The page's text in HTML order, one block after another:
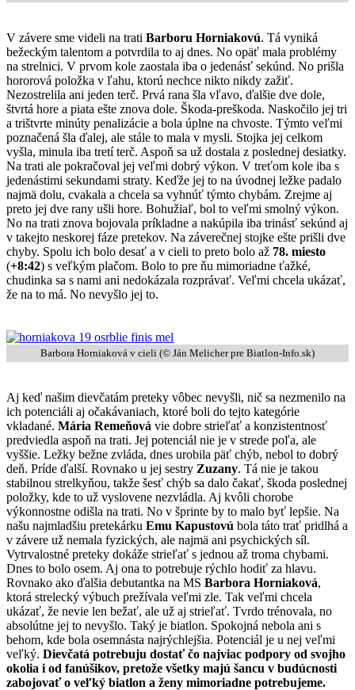
V závere sme videli na trati Barboru Horniakovú. Tá vyniká
bežeckým talentom a potvrdila to aj dnes. No opäť mala problémy
na strelnici. V prvom kole zaostala iba o jedenásť sekúnd. No prišla
hororová položka v ľahu, ktorú nechce nikto nikdy zažiť.
Nezostrelila ani jeden terč. Prvá rana šla vľavo, ďalšie dve dole,
štvrtá hore a piata ešte znova dole. Škoda-preškoda. Naskočilo jej tri
a trištvrte minúty penalizácie a bola úplne na chvoste. Týmto veľmi
poznačená šla ďalej, ale stále to mala v mysli. Stojka jej celkom
vyšla, minula iba tretí terč. Aspoň sa už dostala z poslednej desiatky.
Na trati ale pokračoval jej veľmi dobrý výkon. V treťom kole iba s
jedenástimi sekundami straty. Keďže jej to na úvodnej ležke padalo
najmä dolu, cvakala a chcela sa vyhnúť týmto chybám. Zrejme aj
preto jej dve rany ušli hore. Bohužiaľ, bol to veľmi smolný výkon.
No na trati znova bojovala príkladne a nakúpila iba trinásť sekúnd aj
v takejto neskorej fáze pretekov. Na záverečnej stojke ešte prišli dve
chyby. Spolu ich bolo desať a v cieli to preto bolo až 78. miesto
(+8:42) s veľkým plačom. Bolo to pre ňu mimoriadne ťažké,
chudinka sa s nami ani nedokázala rozprávať. Veľmi chcela ukázať,
že na to má. No nevyšlo jej to.
Barbora Horniaková v cieli (© Ján Melicher pre Biatlon-Info.sk)
Aj keď našim dievčatám preteky vôbec nevyšli, nič sa nezmenilo na
ich potenciáli aj očakávaniach, ktoré boli do tejto kategórie
vkladané. Mária Remeňová vie dobre strieľať a konzistentnosť
predviedla aspoň na trati. Jej potenciál nie je v strede poľa, ale
vyššie. Ležky bežne zvláda, dnes urobila päť chýb, nebol to dobrý
deň. Príde ďalší. Rovnako u jej sestry Zuzany. Tá nie je takou
stabilnou strelkyňou, takže šesť chýb sa dalo čakať, škoda poslednej
položky, kde to už vyslovene nezvládla. Aj kvôli chorobe
výkonnostne odišla na trati. No v šprinte by to malo byť lepšie. Na
našu najmladšiu pretekárku Emu Kapustovú bola táto trať pridlhá a
v závere už nemala fyzických, ale najmä ani psychických síl.
Vytrvalostné preteky dokáže strieľať s jednou až troma chybami.
Dnes to bolo osem. Aj ona to potrebuje rýchlo hodiť za hlavu.
Rovnako ako ďalšia debutantka na MS Barbora Horniaková,
ktorá strelecký výbuch prežívala veľmi zle. Tak veľmi chcela
ukázať, že nevie len bežať, ale už aj strieľať. Tvrdo trénovala, no
absolútne jej to nevyšlo. Taký je biatlon. Spokojná nebola ani s
behom, kde bola osemnásta najrýchlejšia. Potenciál je u nej veľmi
veľký. Dievčatá potrebuju dostať čo najviac podpory od svojho
okolia i od fanúšikov, pretože všetky majú šancu v budúcnosti
zabojovať o veľký biatlon a ženy mimoriadne potrebujeme.